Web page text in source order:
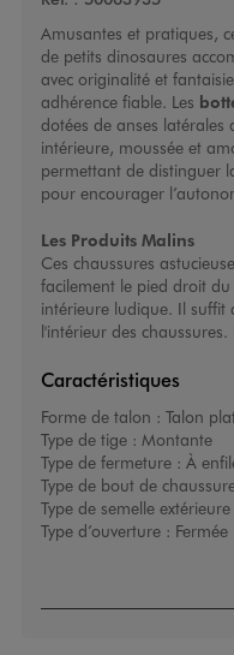
Amusantes et pratiques,
de petits dinosaures
avec originalité et
adhérence fiable. Les
dotées de anses latérales
intérieure, moussée et
permettant de distinguer
pour encourager
Les Produits Malins
Ces chaussures
facilement le pied droit
intérieure ludique. Il suffit
l'intérieur des
Caractéristiques
Forme de talon : Talon
Type de tige : Montante
Type de fermeture : À
Type de bout de
Type de semelle extérieure
Type d’ouverture : Fermée